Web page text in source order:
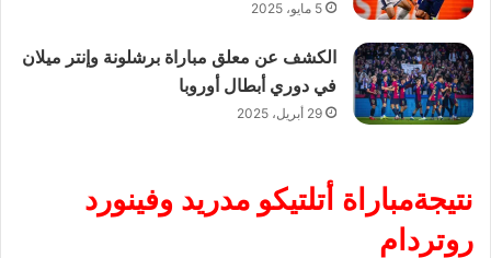
5 مايو، 2025
الكشف عن معلق مباراة برشلونة وإنتر ميلان
في دوري أبطال أوروبا
29 أبريل، 2025
نتيجةمباراة أتلتيكو مدريد وفينورد
روتردام